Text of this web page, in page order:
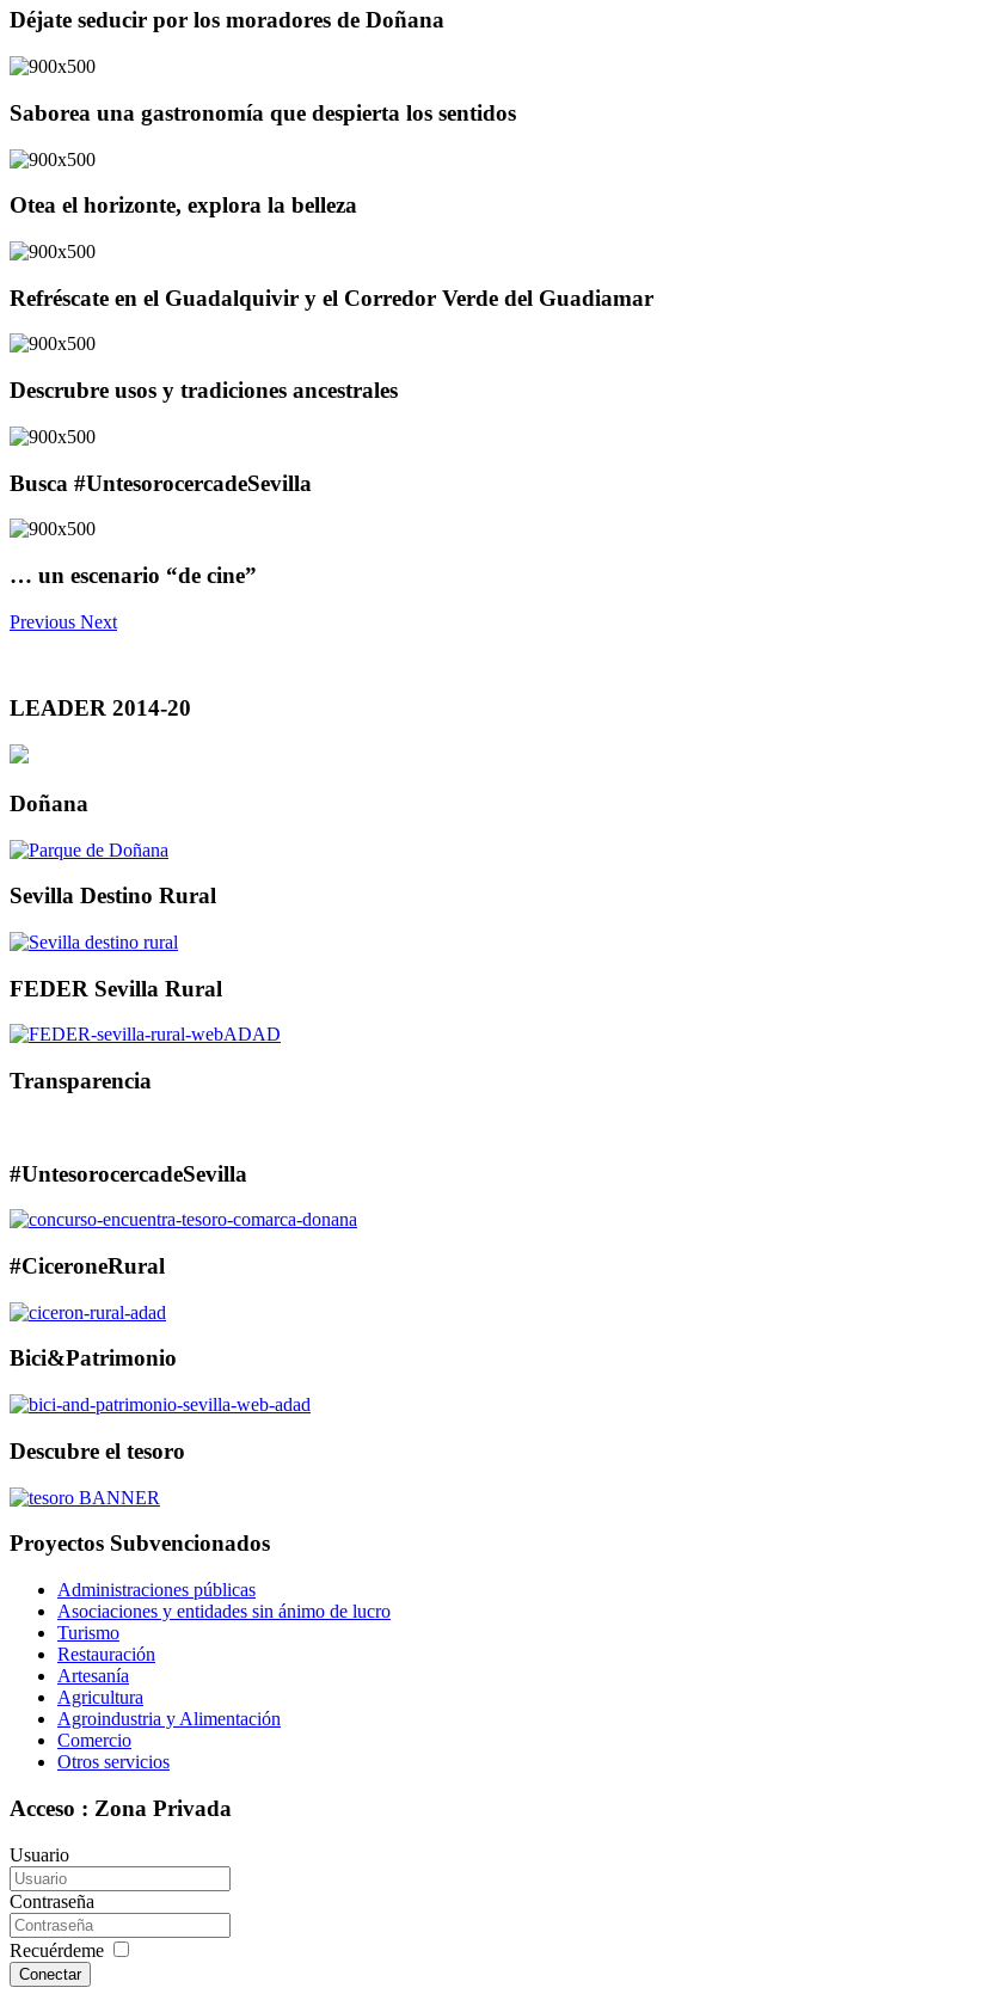
Déjate seducir por los moradores de Doñana
Saborea una gastronomía que despierta los sentidos
Otea el horizonte, explora la belleza
Refréscate en el Guadalquivir y el Corredor Verde del Guadiamar
Descrubre usos y tradiciones ancestrales
Busca #UntesorocercadeSevilla
… un escenario “de cine”
Previous Next
LEADER 2014-20
Doñana
Sevilla Destino Rural
FEDER Sevilla Rural
Transparencia
#UntesorocercadeSevilla
#CiceroneRural
Bici&Patrimonio
Descubre el tesoro
Proyectos Subvencionados
Administraciones públicas
Asociaciones y entidades sin ánimo de lucro
Turismo
Restauración
Artesanía
Agricultura
Agroindustria y Alimentación
Comercio
Otros servicios
Acceso : Zona Privada
Usuario
Contraseña
Recuérdeme
Conectar